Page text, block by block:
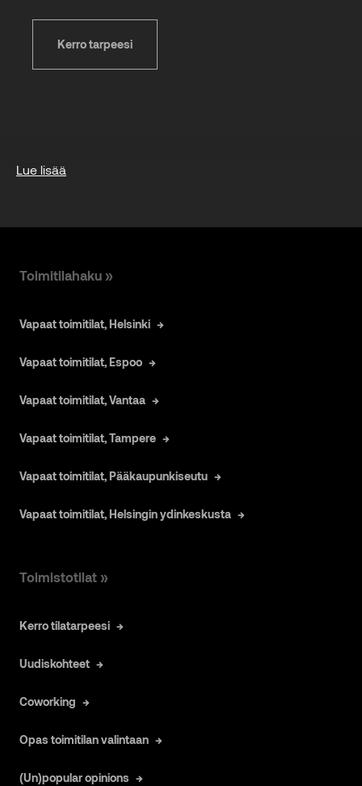
Kerro tarpeesi
Lue lisää
Toimitilahaku »
Vapaat toimitilat, Helsinki
Vapaat toimitilat, Espoo
Vapaat toimitilat, Vantaa
Vapaat toimitilat, Tampere
Vapaat toimitilat, Pääkaupunkiseutu
Vapaat toimitilat, Helsingin ydinkeskusta
Toimistotilat »
Kerro tilatarpeesi
Uudiskohteet
Coworking
Opas toimitilan valintaan
(Un)popular opinions